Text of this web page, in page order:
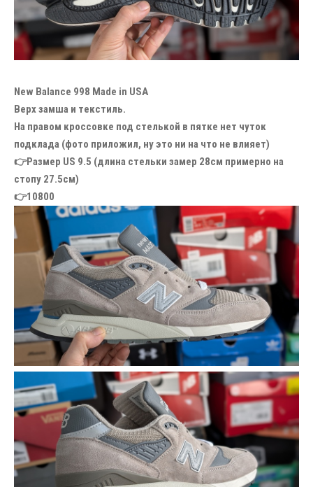
New Balance 998 Made in USA
Верх замша и текстиль.
На правом кроссовке под стелькой в пятке нет чуток
подклада (фото приложил, ну это ни на что не влияет)
👉Размер US 9.5 (длина стельки замер 28см примерно на
стопу 27.5см)
👉10800